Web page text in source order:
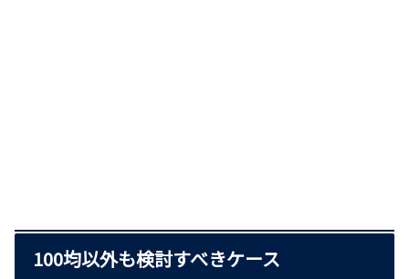
100均以外も検討すべきケース